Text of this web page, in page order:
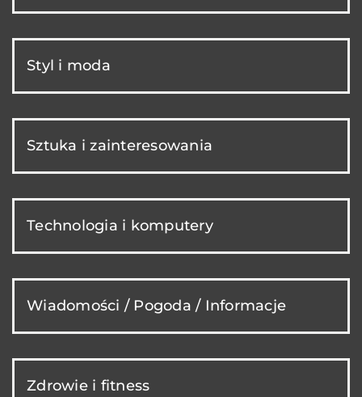
Styl i moda
Sztuka i zainteresowania
Technologia i komputery
Wiadomości / Pogoda / Informacje
Zdrowie i fitness